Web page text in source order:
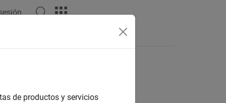
methods
de productos y servicios